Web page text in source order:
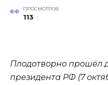
ПРОСМОТРОВ
113
Плодотворно прошёл
президента РФ (7